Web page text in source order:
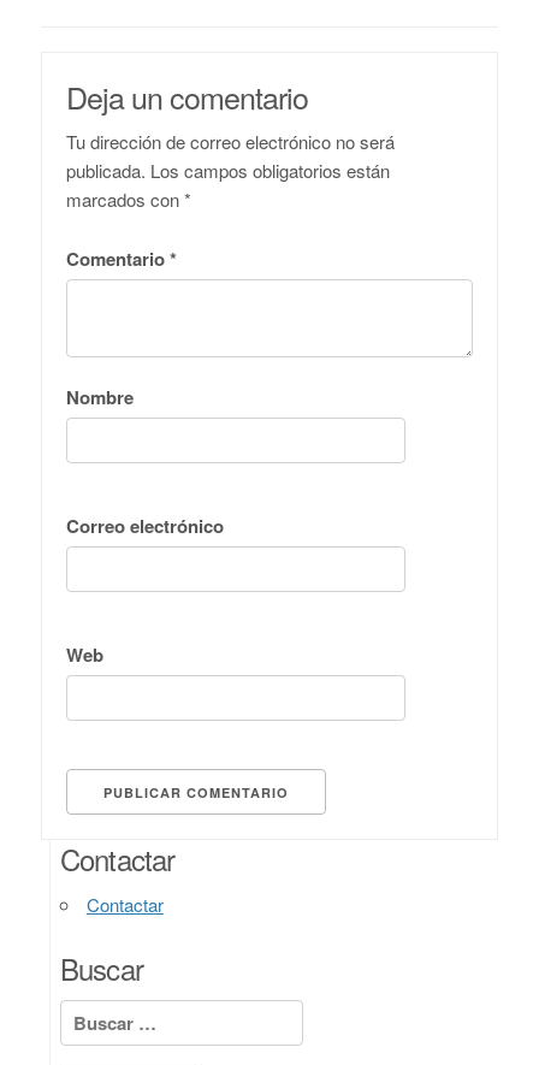
Deja un comentario
Tu dirección de correo electrónico no será
publicada. Los campos obligatorios están
marcados con*
Comentario*
Nombre
Correo electrónico
Web
Contactar
Contactar
Buscar
Buscar: